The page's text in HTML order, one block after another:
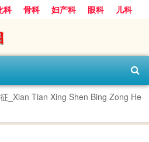
科 骨科 妇产科 眼科
儿科
_Xian Tian Xing Shen Bing Zong He